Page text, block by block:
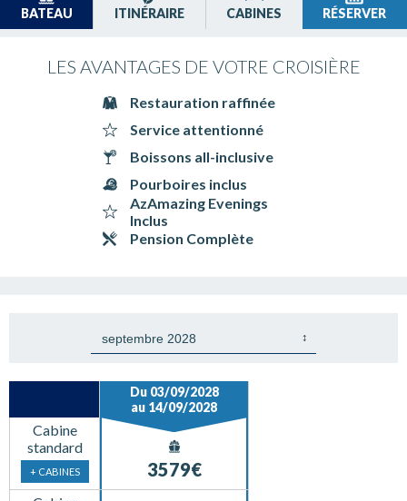
BATEAU ITINÉRAIRE CABINES RÉSERVER
LES AVANTAGES DE VOTRE CROISIÈRE
Restauration raffinée
Service attentionné
Boissons all-inclusive
Pourboires inclus
AzAmazing Evenings
Inclus
Pension Complète
Cabine
standard
+ CABINES
Du 03/09/2028
au 14/09/2028
3579€